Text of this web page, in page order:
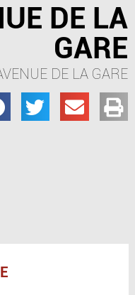
DE LA
GARE
DE LA GARE